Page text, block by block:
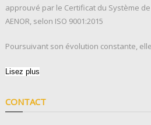
approuvé par le Certificat du Système
AENOR, selon ISO 9001:2015
Poursuivant son évolution constante, elle
Lisez plus
CONTACT